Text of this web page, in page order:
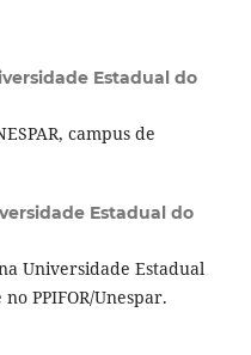
Estadual do
campus de
Estadual do
Universidade Estadual
PPIFOR/Unespar.